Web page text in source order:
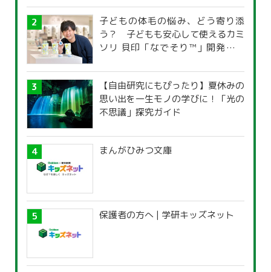
子どもの体毛の悩み、どう寄り添
う？ 子どもも安心して使えるカミ
ソリ 貝印「なでそり™」開発の思
【自由研究にもぴったり】夏休みの
思い出を一生モノの学びに！「光の
不思議」探究ガイド
まんがひみつ文庫
保護者の方へ | 学研キッズネット